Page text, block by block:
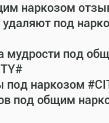
наркозом
удаляют под
мудрости под
под наркозом
под общим